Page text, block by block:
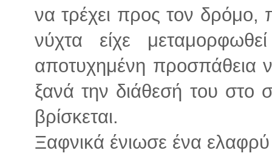
να τρέχει προς τον δρόμο,
νύχτα είχε
αποτυχημένη προσπάθεια
ξανά την διάθεσή του στο
βρίσκεται.
Ξαφνικά ένιωσε ένα